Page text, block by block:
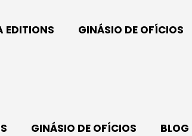
EDITIONS GINÁSIO DE OFÍCIOS
GINÁSIO DE OFÍCIOS BLOG